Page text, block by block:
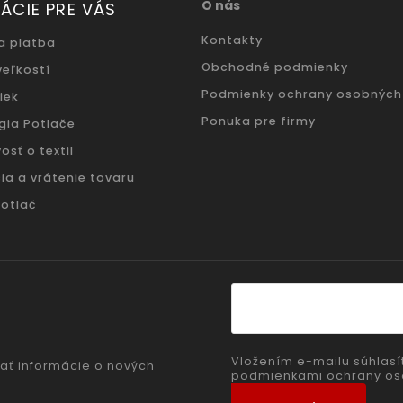
PRE VÁS
platba
Potlače
o textil
a vrátenie tovaru
O nás
Kontakty
Obchodné podmienky
Podmienky ochrany
Ponuka pre firmy
informácie o nových
Vložením e-mailu
podmienkami ochrany